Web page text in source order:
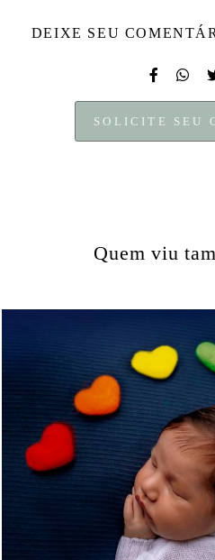
DEIXE SEU
SOLICITE SEU
Quem viu
958